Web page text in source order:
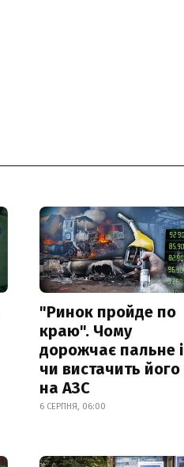
"Ринок пройде по
краю". Чому
дорожчає пальне і
чи вистачить його
на АЗС
6 СЕРПНЯ, 06:00